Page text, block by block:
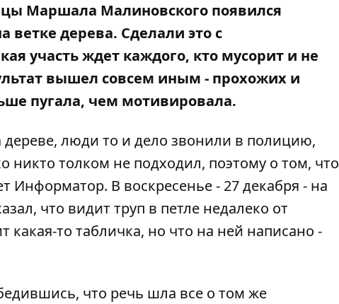
Маршала Малиновского появился
ветке дерева. Сделали это с
участь ждет каждого, кто мусорит и не
вышел совсем иным - прохожих и
пугала, чем мотивировала.
дереве, люди то и дело звонили в полицию,
толком не подходил, поэтому о том, что
Информатор. В воскресенье - 27 декабря - на
что видит труп в петле недалеко от
то табличка, но что на ней написано -
что речь шла все о том же